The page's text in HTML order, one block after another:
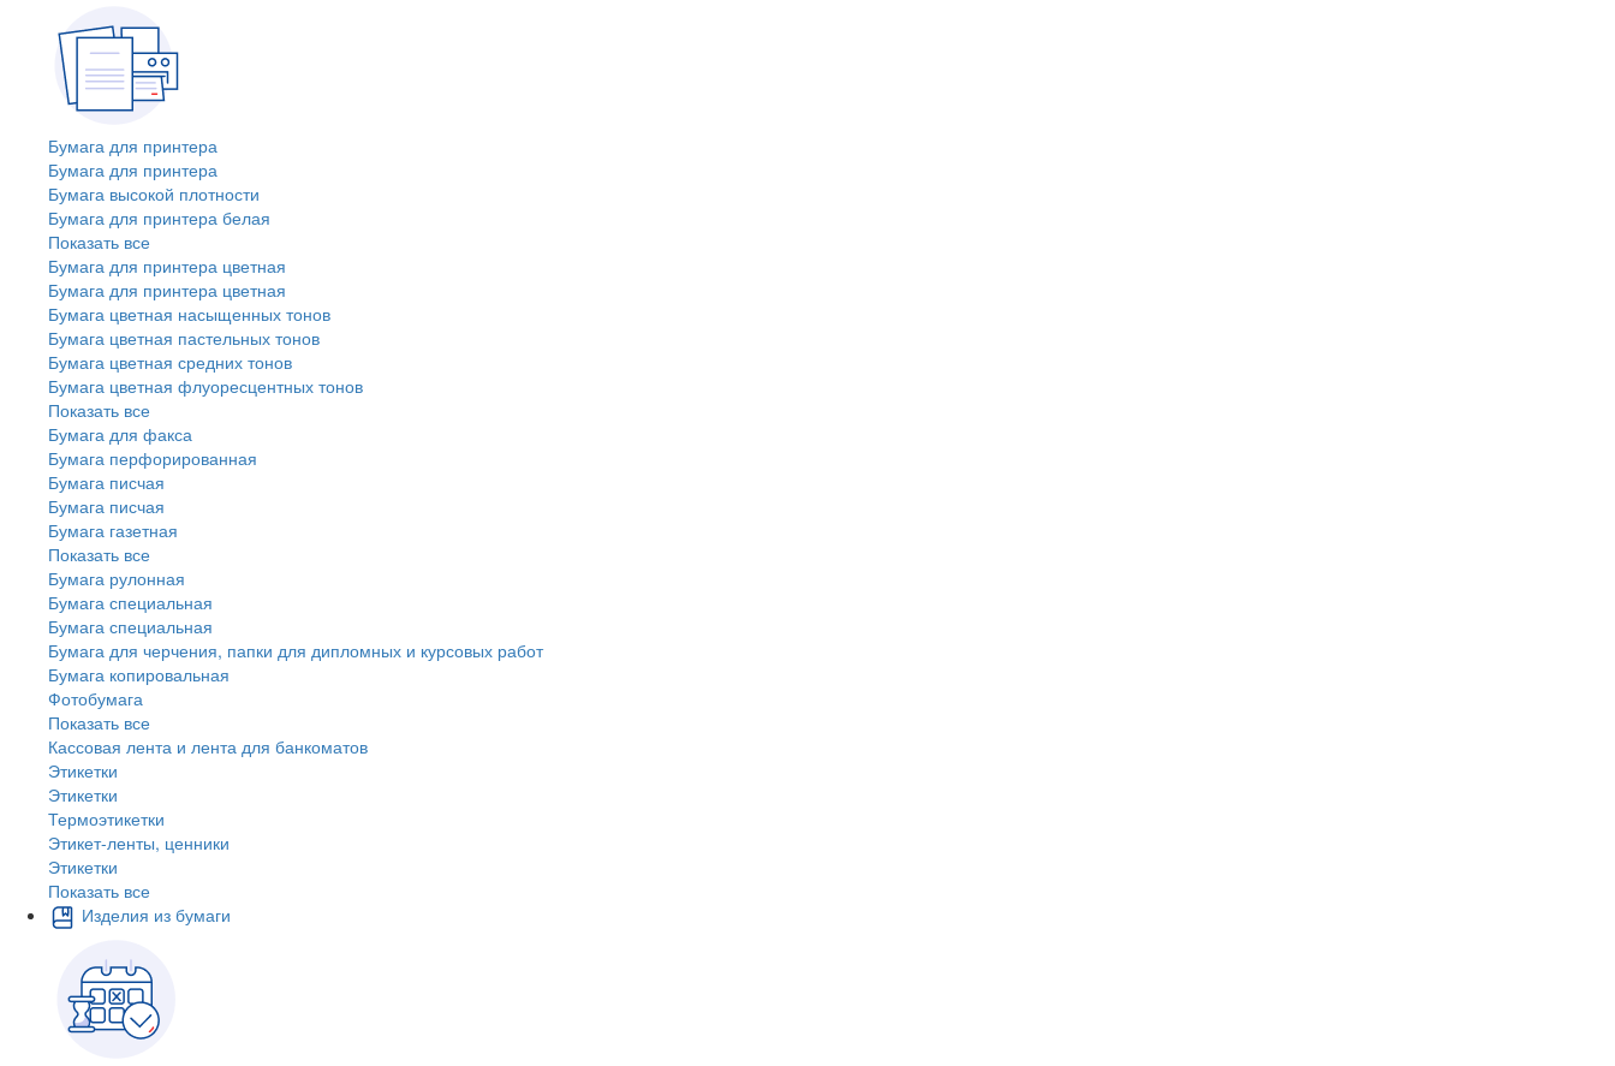
Бумага для принтера
Бумага для принтера
Бумага высокой плотности
Бумага для принтера белая
Показать все
Бумага для принтера цветная
Бумага для принтера цветная
Бумага цветная насыщенных тонов
Бумага цветная пастельных тонов
Бумага цветная средних тонов
Бумага цветная флуоресцентных тонов
Показать все
Бумага для факса
Бумага перфорированная
Бумага писчая
Бумага писчая
Бумага газетная
Показать все
Бумага рулонная
Бумага специальная
Бумага специальная
Бумага для черчения, папки для дипломных и курсовых работ
Бумага копировальная
Фотобумага
Показать все
Кассовая лента и лента для банкоматов
Этикетки
Этикетки
Термоэтикетки
Этикет-ленты, ценники
Этикетки
Показать все
Изделия из бумаги